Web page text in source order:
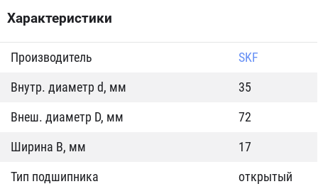
Характеристики
Производитель
SKF
Внутр. диаметр d, мм
35
Внеш. диаметр D, мм
72
Ширина B, мм
17
Тип подшипника
открытый